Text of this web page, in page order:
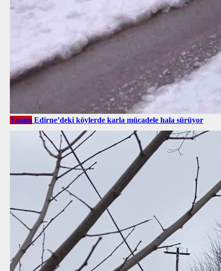
Yaşam Edirne’deki köylerde karla mücadele hala sürüyor